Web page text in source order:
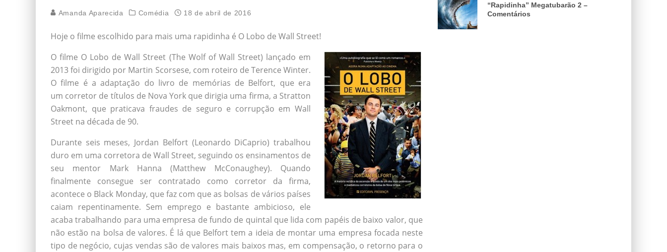
Amanda Aparecida Comédia 18 de abril de 2016
Hoje o filme escolhido para mais uma rapidinha é O Lobo de Wall Street!
O filme O Lobo de Wall Street (The Wolf of Wall Street) lançado em
2013 foi dirigido por Martin Scorsese, com roteiro de Terence Winter.
O filme é a adaptação do livro de memórias de Belfort, que era
um corretor de títulos de Nova York que dirigia uma firma, a Stratton
Oakmont, que praticava fraudes de seguro e corrupção em Wall
Street na década de 90.
Durante seis meses, Jordan Belfort (Leonardo DiCaprio) trabalhou
duro em uma corretora de Wall Street, seguindo os ensinamentos de
seu mentor Mark Hanna (Matthew McConaughey). Quando
finalmente consegue ser contratado como corretor da firma,
acontece o Black Monday, que faz com que as bolsas de vários países
caiam repentinamente. Sem emprego e bastante ambicioso, ele
acaba trabalhando para uma empresa de fundo de quintal que lida com papéis de baixo valor, que
não estão na bolsa de valores. É lá que Belfort tem a ideia de montar uma empresa focada neste
tipo de negócio, cujas vendas são de valores mais baixos mas, em compensação, o retorno para o
“Rapidinha” Megatubarão 2 –
Comentários